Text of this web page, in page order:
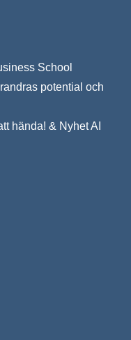
School
potential och
hända! & Nyhet AI